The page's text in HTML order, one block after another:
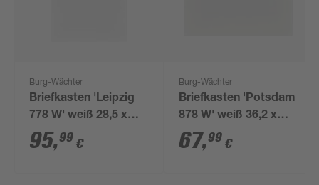
Burg-Wächter
Briefkasten 'Leipzig
778 W' weiß 28,5 x
39,8 x 10,5 cm
95,99 €
Burg-Wächter
Briefkasten 'Potsdam
878 W' weiß 36,2 x
32,2 x 10 cm
67,99 €